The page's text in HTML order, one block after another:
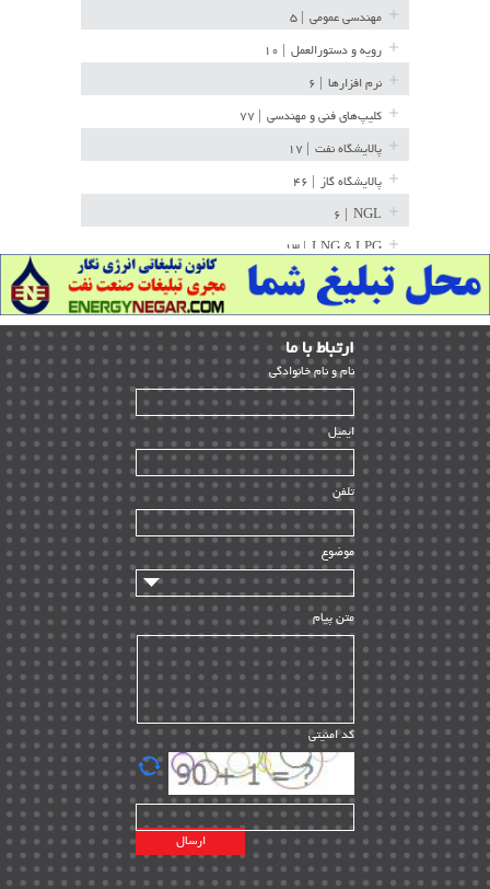
مهندسی عمومی
رویه و دستورالعمل
نرم افزارها
کلیپ‌های فنی و مهندسی
پالایشگاه نفت
پالایشگاه گاز
NGL
LNG & LPG | ۱۳
خط لوله | ۳۶
مخازن ذخیره | ۱۵
پتروشیمی | ۱۴
بازرسی و QC | ۱۵
HSE | ۳۹
ساخت و نصب | ۱۲
راه اندازی | ۹
سازندگان و تامین کنندگان | ۱۰
تامین مالی و سرمایه گذاری | ۳۲
ماشین آلات
مدیریت پروژه
مدیریت دانش
مدیریت سازمانی و عمومی | ۲
تأمین کالا | ۱۳
EPC | ۲۰
پیمانکاران بین المللی | ۸
اطلاعات انرژی کشورها | ۱۴
پروژه های خارجی | ۱۵
نقشه های نفت و گاز خارجی | ۱۰
ارﺗﺒﺎط ﺑﺎ ما
ﻧﺎم و ﻧﺎم ﺧﺎﻧﻮادﮔﻰ
ایمیل
تلفن
موضوع
متن پیام
کد امنیتی